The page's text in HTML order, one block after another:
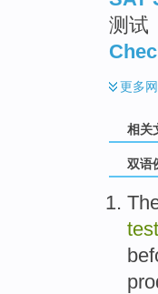
测试
更多
相关
双语
test